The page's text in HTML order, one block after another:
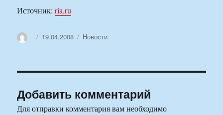
Источник:ria.ru
АвторОпубликовано
19.04.2008 Рубрики
Новости
Добавить комментарий
Для отправки комментария вам необходимо